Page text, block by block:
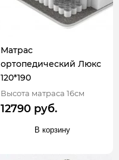
Матрас
ортопедический Люкс
120*190
Высота матраса 16см
12790 руб.
В корзину